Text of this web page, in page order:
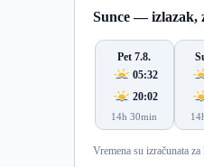
Sunce — izlazak,
Pet 7.8.
05:32
20:02
14h 30min
Vremena su izračunata